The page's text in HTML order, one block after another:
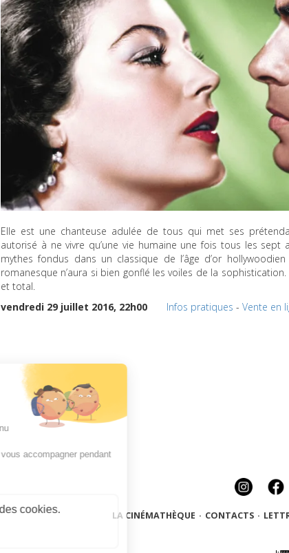
Elle est une chanteuse adulée de tous qui met ses
autorisé à ne vivre qu’une vie humaine une fois tous les sept
mythes fondus dans un classique de l’âge d’or
romanesque n’aura si bien gonflé les voiles de la
et total.
vendredi 29 juillet 2016, 22h00
Infos pratiques - Vente en
LA CINÉMATHÈQUE · CONTACTS ·